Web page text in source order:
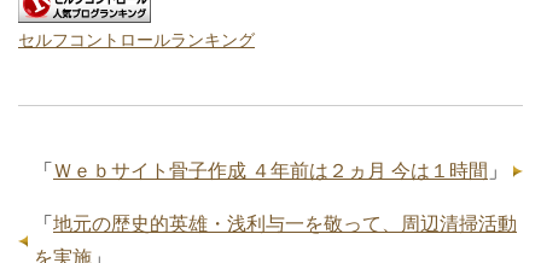
セルフコントロールランキング
「 Ｗｅｂサイト骨子作成 ４年前は２ヵ月 今は１時間 」
「 地元の歴史的英雄・浅利与一を敬って、周辺清掃活動
を実施 」